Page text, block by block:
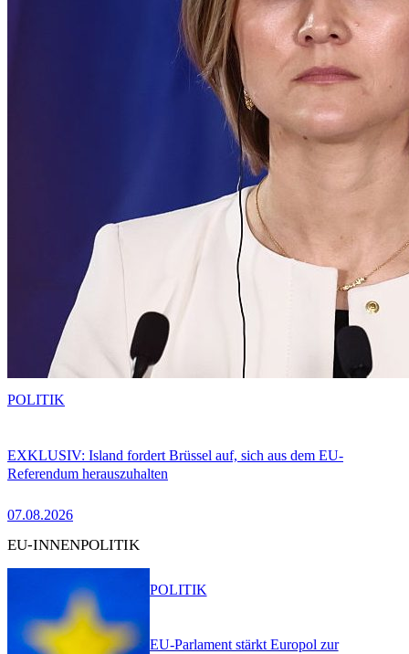
EXKLUSIV: Island fordert Brüssel auf, sich aus dem EU-
Referendum herauszuhalten
07.08.2026
POLITIK
EU-INNENPOLITIK
EU-Parlament stärkt Europol zur
POLITIK